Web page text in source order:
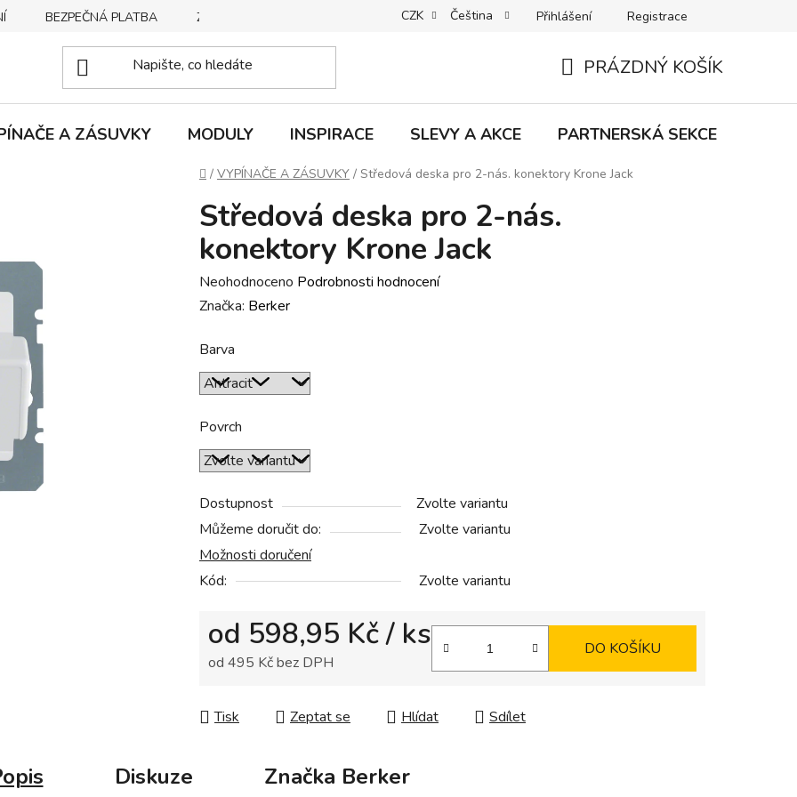
BEZPEČNÁ PLATBA ZPŮSOBY DORUČENÍ REKLAMACE | VRÁCENÍ | VÝMĚNA ZBOŽÍ B2C VŠEOBECNÉ
CZK Čeština Přihlášení Registrace
KOŠÍK
PRÁZDNÝ KOŠÍK
A ZÁSUVKY MODULY INSPIRACE SLEVY A AKCE PARTNERSKÁ SEKCE
Domů
/ VYPÍNAČE A ZÁSUVKY / Středová deska pro 2-nás. konektory Krone Jack
Středová deska pro 2-nás.
konektory Krone Jack
Průměrné
hodnocení
je
0,0
z
5
hvězdiček.
Neohodnoceno Podrobnosti hodnocení
Značka: Berker
Barva
Povrch
Dostupnost
Zvolte variantu
Můžeme doručit do:
Zvolte variantu
Možnosti doručení
Kód:
Zvolte variantu
od 598,95 Kč/ ks
od 495 Kčbez DPH
DO KOŠÍKU
Tisk Zeptat se Hlídat Sdílet
Diskuze Značka Berker